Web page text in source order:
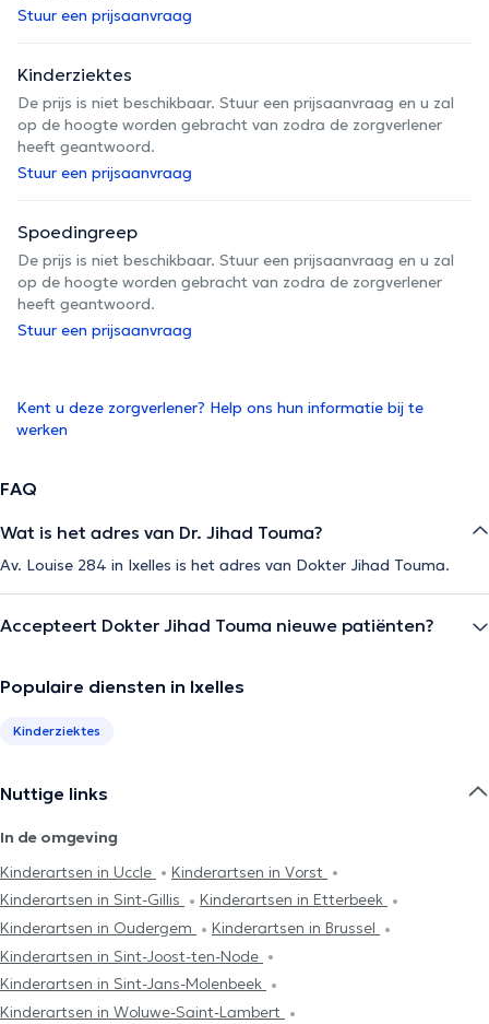
Stuur een prijsaanvraag
Kinderziektes
De prijs is niet beschikbaar. Stuur een prijsaanvraag en u zal
op de hoogte worden gebracht van zodra de zorgverlener
heeft geantwoord.
Stuur een prijsaanvraag
Spoedingreep
De prijs is niet beschikbaar. Stuur een prijsaanvraag en u zal
op de hoogte worden gebracht van zodra de zorgverlener
heeft geantwoord.
Stuur een prijsaanvraag
Kent u deze zorgverlener? Help ons hun informatie bij te
werken
FAQ
Wat is het adres van Dr. Jihad Touma?
Av. Louise 284 in Ixelles is het adres van Dokter Jihad Touma.
Accepteert Dokter Jihad Touma nieuwe patiënten?
Populaire diensten in Ixelles
Kinderziektes
Nuttige links
In de omgeving
Kinderartsen in Uccle
Kinderartsen in Vorst
Kinderartsen in Sint-Gillis
Kinderartsen in Etterbeek
Kinderartsen in Oudergem
Kinderartsen in Brussel
Kinderartsen in Sint-Joost-ten-Node
Kinderartsen in Sint-Jans-Molenbeek
Kinderartsen in Woluwe-Saint-Lambert